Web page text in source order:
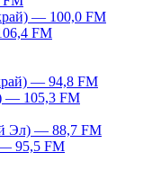
— 100,0 FM
FM
— 94,8 FM
— 105,3 FM
Эл) — 88,7 FM
— 95,5 FM